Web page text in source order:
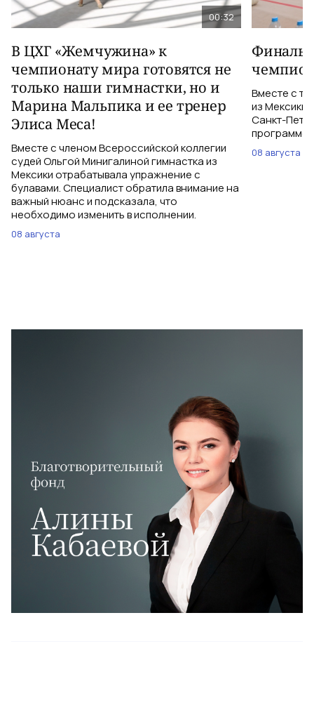
00:32
В ЦХГ «Жемчужина» к
чемпионату мира готовятся не
только наши гимнастки, но и
Марина Мальпика и ее тренер
Элиса Меса!
Вместе с членом Всероссийской коллегии
судей Ольгой Минигалиной гимнастка из
Мексики отрабатывала упражнение с
булавами. Специалист обратила внимание на
важный нюанс и подсказала, что
необходимо изменить в исполнении.
08 августа
Вместе с
из Мексики
Санкт-
программе
08 августа